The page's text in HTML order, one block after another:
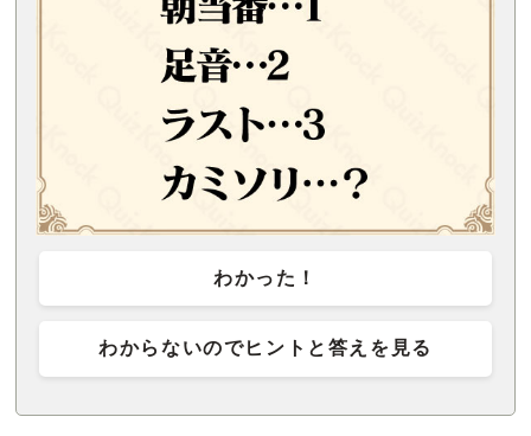
わかった！
わからないのでヒントと答えを見る